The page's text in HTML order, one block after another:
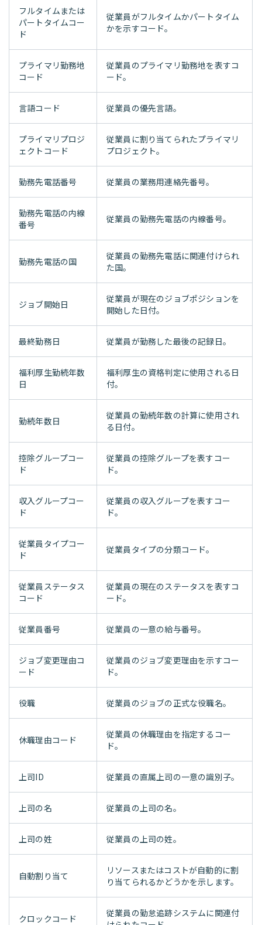
フルタイムまたは
パートタイムコー
ド
従業員がフルタイムかパートタイム
かを示すコード。
プライマリ勤務地
コード
従業員のプライマリ勤務地を表すコ
ード。
言語コード 従業員の優先言語。
プライマリプロジ
ェクトコード
従業員に割り当てられたプライマリ
プロジェクト。
勤務先電話番号 従業員の業務用連絡先番号。
勤務先電話の内線
番号
従業員の勤務先電話の内線番号。
勤務先電話の国
従業員の勤務先電話に関連付けられ
た国。
ジョブ開始日
従業員が現在のジョブポジションを
開始した日付。
最終勤務日 従業員が勤務した最後の記録日。
福利厚生勤続年数
日
福利厚生の資格判定に使用される日
付。
勤続年数日
従業員の勤続年数の計算に使用され
る日付。
控除グループコー
ド
従業員の控除グループを表すコー
ド。
収入グループコー
ド
従業員の収入グループを表すコー
ド。
従業員タイプコー
ド
従業員タイプの分類コード。
従業員ステータス
コード
従業員の現在のステータスを表すコ
ード。
従業員番号 従業員の一意の給与番号。
ジョブ変更理由コ
ード
従業員のジョブ変更理由を示すコー
ド。
役職 従業員のジョブの正式な役職名。
休職理由コード
従業員の休職理由を指定するコー
ド。
上司ID 従業員の直属上司の一意の識別子。
上司の名 従業員の上司の名。
上司の姓 従業員の上司の姓。
自動割り当て
リソースまたはコストが自動的に割
り当てられるかどうかを示します。
クロックコード
従業員の勤怠追跡システムに関連付